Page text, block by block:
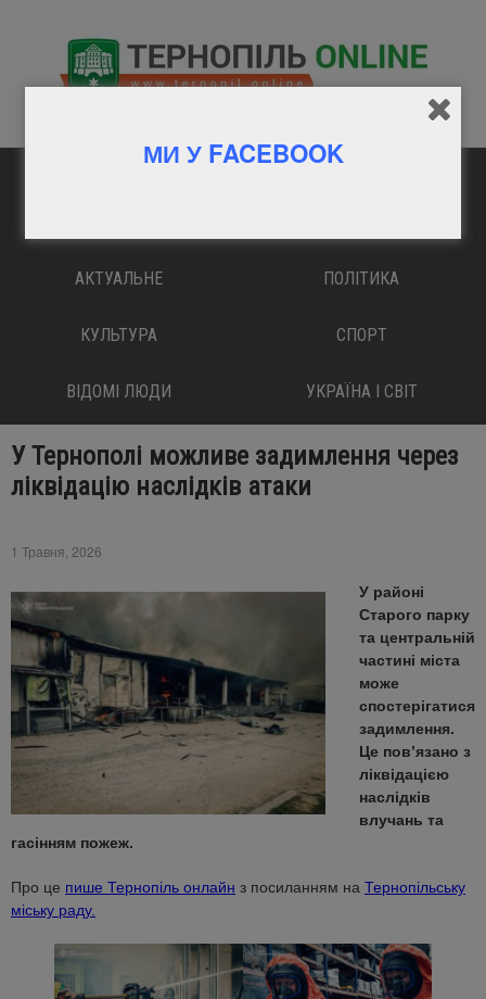
АКТУАЛЬНЕ ПОЛІТИКА
КУЛЬТУРА СПОРТ
ВІДОМІ ЛЮДИ УКРАЇНА І СВІТ
У Тернополі можливе задимлення через
ліквідацію наслідків атаки
1 Травня, 2026
У районі
Старого парку
та центральній
частині міста
може
спостерігатися
задимлення.
Це пов’язано з
ліквідацією
наслідків
влучань та
гасінням пожеж.
Про це пише Тернопіль онлайн з посиланням на Тернопільську
міську раду.
МИ У FACEBOOK